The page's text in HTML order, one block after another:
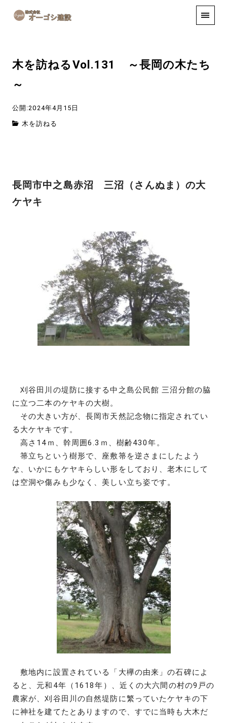
手しごと
木を訪ねるVol.131 ～長岡の木たち
～
公開:2024年4月15日
木を訪ねる
長岡市中之島赤沼 三沼（さんぬま）の大
ケヤキ
刈谷田川の堤防に接する中之島公民館 三沼分館の脇
に立つ二本のケヤキの大樹。
その大きい方が、長岡市天然記念物に指定されてい
る大ケヤキです。
高さ14ｍ、幹周囲6.3ｍ、樹齢430年。
箒立ちという樹形で、座敷箒を逆さまにしたよう
な、いかにもケヤキらしい形をしており、老木にして
は空洞や傷みも少なく、美しい立ち姿です。
敷地内に設置されている「大欅の由来」の石碑によ
ると、元和4年（1618年）、近くの大六間の村の9戸の
農家が、刈谷田川の自然堤防に繁っていたケヤキの下
に神社を建てたとありますので、すでに当時も大木だ